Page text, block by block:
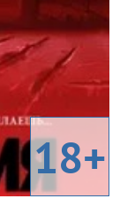
18+